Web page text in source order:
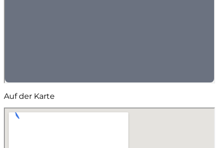
Auf der Karte